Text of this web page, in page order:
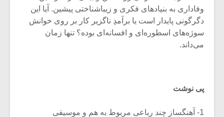
وفاداری به بنیادهای فکری و زیباشناختی پیشین. آیا این
دگرگونی پایدار است یا برآمدِ ناگزیر کار بر روی خوانش
سوژه‌های اسطوره‌ای و افسانه‌ای بوده؟ تنها زمان
می‌داند.
پی نوشت
1- آهنگساز چند رباعی مربوط به هم و موسیقی